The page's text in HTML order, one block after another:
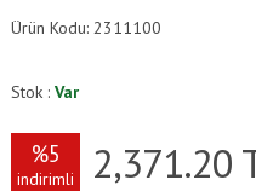
Ürün Kodu: 2311100
Stok :Var
%5
indirimli 2,371.20